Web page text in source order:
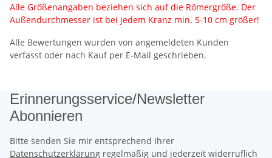
Alle Größenangaben beziehen sich auf die Römergröße. Der
Außendurchmesser ist bei jedem Kranz min. 5-10 cm größer!
Alle Bewertungen wurden von angemeldeten Kunden
verfasst oder nach Kauf per E-Mail geschrieben.
Erinnerungsservice/Newsletter
Abonnieren
Bitte senden Sie mir entsprechend Ihrer
Datenschutzerklärung regelmäßig und jederzeit widerruflich